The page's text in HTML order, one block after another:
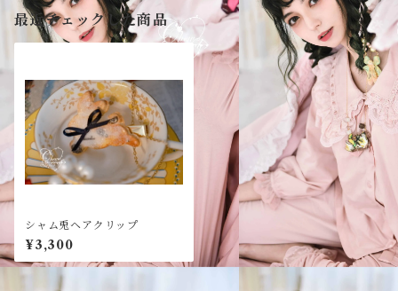
最近チェックした商品
シャム兎ヘアクリップ
¥3,300